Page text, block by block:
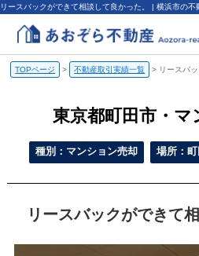
TOPページ > 不動産取引実績一覧 > リースバ
東京都町田市・マ
種別：マンション売却 場所：
リースバックができて